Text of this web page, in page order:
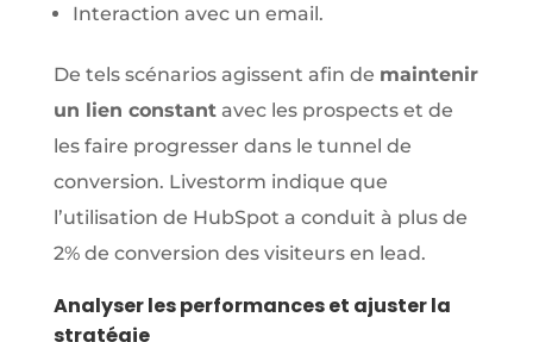
Interaction avec un email.
De tels scénarios agissent afin de maintenir
un lien constantavec les prospects et de
les faire progresser dans le tunnel de
conversion. Livestorm indique que
l’utilisation de HubSpot a conduit à plus de
2% de conversion des visiteurs en lead.
Analyser les performances et ajuster la
stratégie